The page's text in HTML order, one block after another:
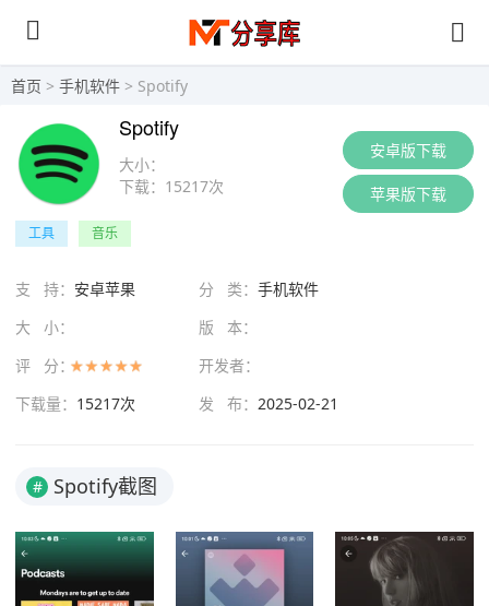
首页 > 手机软件 > Spotify
安卓版下载
苹果版下载
大小：
下载： 15217次
Spotify
工具 音乐
支 持： 安卓苹果 分 类： 手机软件
大 小：
版 本：
评 分：
开发者：
下载量： 15217次 发 布： 2025-02-21
# Spotify截图